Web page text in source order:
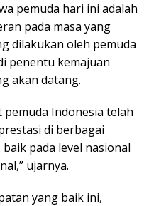
pemuda hari ini adalah
pada masa yang
dilakukan oleh pemuda
penentu kemajuan
akan datang.
Indonesia telah
di berbagai
pada level nasional
ujarnya.
yang baik ini,